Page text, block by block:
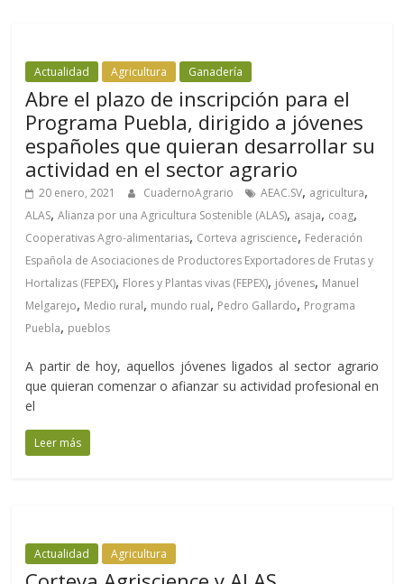
Actualidad Agricultura Ganadería
Abre el plazo de inscripción para el
Programa Puebla, dirigido a jóvenes
españoles que quieran desarrollar su
actividad en el sector agrario
20 enero, 2021 CuadernoAgrario AEAC.SV, agricultura,
ALAS,Alianza por una Agricultura Sostenible (ALAS), asaja, coag,
Cooperativas Agro-alimentarias, Corteva agriscience, Federación
Española de Asociaciones de Productores Exportadores de Frutas y
Hortalizas (FEPEX), Flores y Plantas vivas (FEPEX), jóvenes, Manuel
Melgarejo, Medio rural, mundo rual, Pedro Gallardo, Programa
Puebla, pueblos
A partir de hoy, aquellos jóvenes ligados al sector agrario
que quieran comenzar o afianzar su actividad profesional en
el
Leer más
Actualidad Agricultura